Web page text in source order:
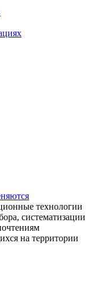
технологии
систематизации
на территории